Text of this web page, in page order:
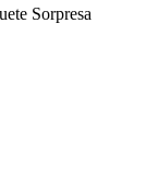
Sorpresa